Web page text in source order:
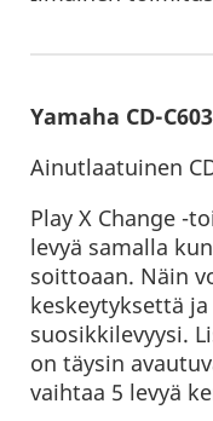
Yamaha CD-
Ainutlaatuinen
Play X Change -
levyä samalla
soittoaan. Näin
keskeytyksettä
suosikkilevyysi.
on täysin
vaihtaa 5 levyä